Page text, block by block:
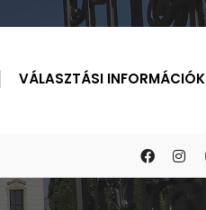
VÁLASZTÁSI INFORMÁCIÓK